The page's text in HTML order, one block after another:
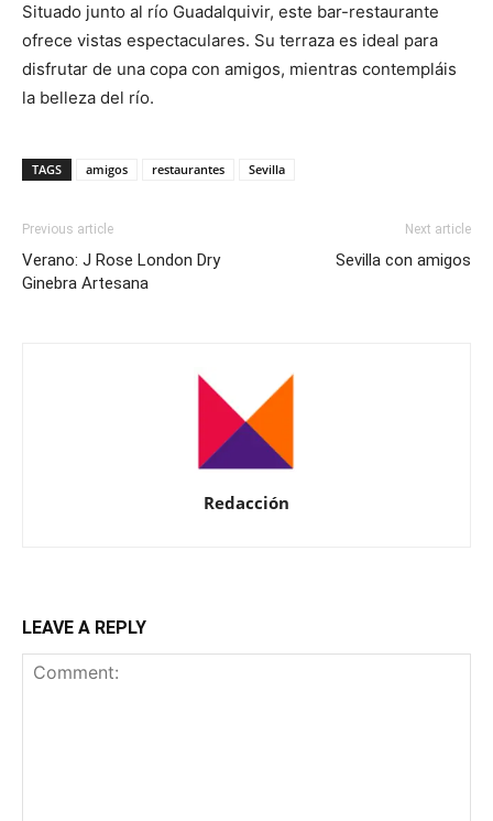
Situado junto al río Guadalquivir, este bar-restaurante
ofrece vistas espectaculares. Su terraza es ideal para
disfrutar de una copa con amigos, mientras contempláis
la belleza del río.
TAGS amigos restaurantes Sevilla
Previous article
Verano: J Rose London Dry
Ginebra Artesana
Next article
Sevilla con amigos
Redacción
LEAVE A REPLY